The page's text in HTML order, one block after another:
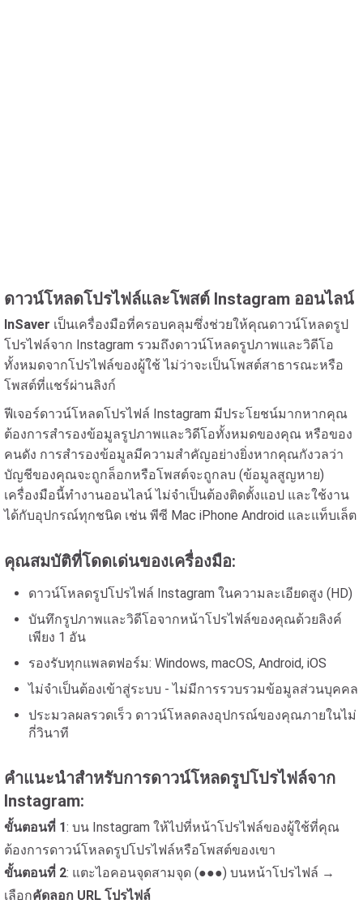
ดาวน์โหลดโปรไฟล์และโพสต์ Instagram ออนไลน์
InSaver เป็นเครื่องมือที่ครอบคลุมซึ่งช่วยให้คุณดาวน์โหลดรูป
โปรไฟล์จาก Instagram รวมถึงดาวน์โหลดรูปภาพและวิดีโอ
ทั้งหมดจากโปรไฟล์ของผู้ใช้ ไม่ว่าจะเป็นโพสต์สาธารณะหรือ
โพสต์ที่แชร์ผ่านลิงก์
ฟีเจอร์ดาวน์โหลดโปรไฟล์ Instagram มีประโยชน์มากหากคุณ
ต้องการสำรองข้อมูลรูปภาพและวิดีโอทั้งหมดของคุณ หรือของ
คนดัง การสำรองข้อมูลมีความสำคัญอย่างยิ่งหากคุณกังวลว่า
บัญชีของคุณจะถูกล็อกหรือโพสต์จะถูกลบ (ข้อมูลสูญหาย)
เครื่องมือนี้ทำงานออนไลน์ ไม่จำเป็นต้องติดตั้งแอป และใช้งาน
ได้กับอุปกรณ์ทุกชนิด เช่น พีซี Mac iPhone Android และแท็บเล็ต
คุณสมบัติที่โดดเด่นของเครื่องมือ:
ดาวน์โหลดรูปโปรไฟล์ Instagram ในความละเอียดสูง (HD)
บันทึกรูปภาพและวิดีโอจากหน้าโปรไฟล์ของคุณด้วยลิงค์
เพียง 1 อัน
รองรับทุกแพลตฟอร์ม: Windows, macOS, Android, iOS
ไม่จำเป็นต้องเข้าสู่ระบบ - ไม่มีการรวบรวมข้อมูลส่วนบุคคล
ประมวลผลรวดเร็ว ดาวน์โหลดลงอุปกรณ์ของคุณภายในไม่
กี่วินาที
คำแนะนำสำหรับการดาวน์โหลดรูปโปรไฟล์จาก
Instagram:
ขั้นตอนที่ 1: บน Instagram ให้ไปที่หน้าโปรไฟล์ของผู้ใช้ที่คุณ
ต้องการดาวน์โหลดรูปโปรไฟล์หรือโพสต์ของเขา
ขั้นตอนที่ 2: แตะไอคอนจุดสามจุด (●●●) บนหน้าโปรไฟล์ →
เลือกคัดลอก URL โปรไฟล์